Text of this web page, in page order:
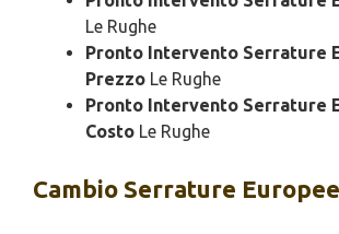
Le Rughe
Pronto Intervento Serrature
Prezzo Le Rughe
Pronto Intervento Serrature
Costo Le Rughe
Cambio Serrature